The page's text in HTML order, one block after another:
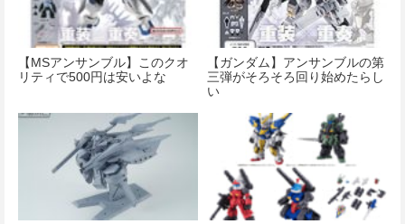
【MSアンサンブル】このクオ
リティで500円は安いよな
【ガンダム】アンサンブルの第
三弾がそろそろ回り始めたらし
い